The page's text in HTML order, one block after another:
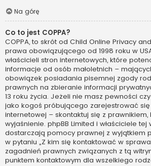
Na górę
Co to jest COPPA?
COPPA, to skrót od Child Online Privacy
prawa obowiązującego od 1998 roku w
właścicieli stron internetowych, które
informacje od osób małoletnich –
obowiązek posiadania pisemnej zgody
prawnych na zbieranie informacji
13 roku życia. Jeżeli nie masz pewności
jako kogoś próbującego zarejestrować
internetowej – skontaktuj się z prawnikiem,
wyjaśnienie. phpBB Limited i właściciele tej
dostarczają pomocy prawnej z wyjątkiem
w pytaniu „Z kim się kontaktować w
zagadnień prawnych związanych z tą
punktem kontaktowym dla wszelkiego